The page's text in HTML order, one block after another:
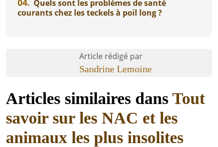
Quels sont les problèmes de santé
courants chez les teckels à poil long ?
Article rédigé par
Sandrine Lemoine
Articles similaires dans Tout
savoir sur les NAC et les
animaux les plus insolites